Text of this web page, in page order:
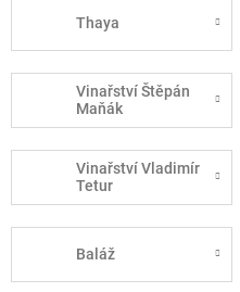
Thaya
Vinařství Štěpán
Maňák
Vinařství Vladimír
Tetur
Baláž